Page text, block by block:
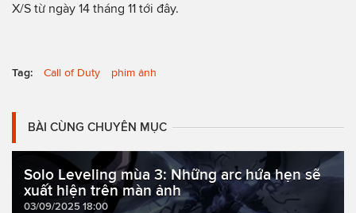
X/S từ ngày 14 tháng 11 tới đây.
Tag: Call of Duty phim ảnh
BÀI CÙNG CHUYÊN MỤC
Solo Leveling mùa 3: Những arc hứa hẹn sẽ
xuất hiện trên màn ảnh
03/09/2025 18:00